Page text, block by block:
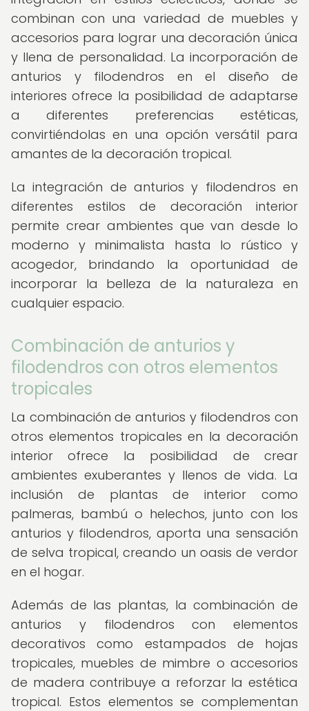
combinan con una variedad de muebles y
accesorios para lograr una decoración única
y llena de personalidad. La incorporación de
anturios y filodendros en el diseño de
interiores ofrece la posibilidad de adaptarse
a diferentes preferencias estéticas,
convirtiéndolas en una opción versátil para
amantes de la decoración tropical.
La integración de anturios y filodendros en
diferentes estilos de decoración interior
permite crear ambientes que van desde lo
moderno y minimalista hasta lo rústico y
acogedor, brindando la oportunidad de
incorporar la belleza de la naturaleza en
cualquier espacio.
Combinación de anturios y
filodendros con otros elementos
tropicales
La combinación de anturios y filodendros con
otros elementos tropicales en la decoración
interior ofrece la posibilidad de crear
ambientes exuberantes y llenos de vida. La
inclusión de plantas de interior como
palmeras, bambú o helechos, junto con los
anturios y filodendros, aporta una sensación
de selva tropical, creando un oasis de verdor
en el hogar.
Además de las plantas, la combinación de
anturios y filodendros con elementos
decorativos como estampados de hojas
tropicales, muebles de mimbre o accesorios
de madera contribuye a reforzar la estética
tropical. Estos elementos se complementan